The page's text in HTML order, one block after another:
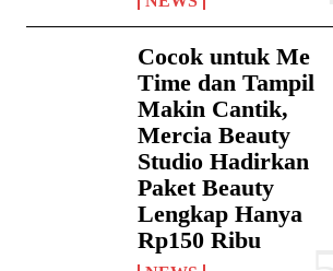
Cocok untuk Me
Time dan Tampil
Makin Cantik,
Mercia Beauty
Studio Hadirkan
Paket Beauty
Lengkap Hanya
Rp150 Ribu